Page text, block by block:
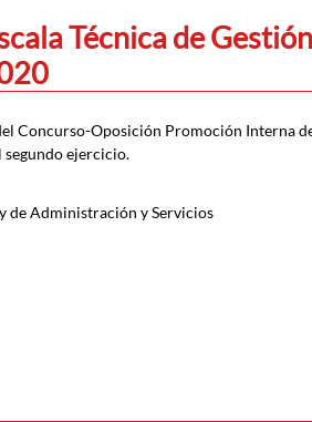
Técnica de
Concurso-Oposición Promoción Interna
segundo ejercicio.
de Administración y Servicios